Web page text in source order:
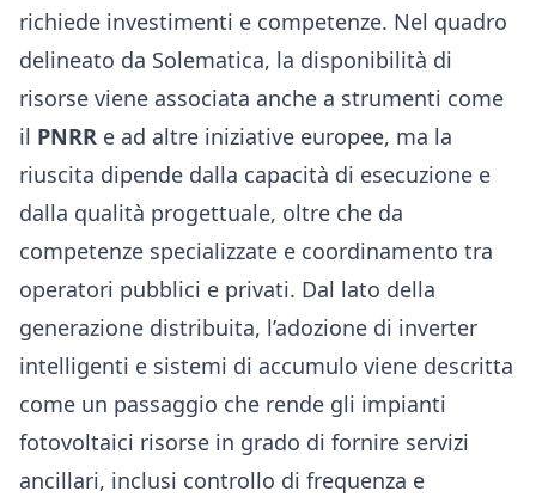
richiede investimenti e competenze. Nel quadro
delineato da Solematica, la disponibilità di
risorse viene associata anche a strumenti come
il PNRR e ad altre iniziative europee, ma la
riuscita dipende dalla capacità di esecuzione e
dalla qualità progettuale, oltre che da
competenze specializzate e coordinamento tra
operatori pubblici e privati. Dal lato della
generazione distribuita, l’adozione di inverter
intelligenti e sistemi di accumulo viene descritta
come un passaggio che rende gli impianti
fotovoltaici risorse in grado di fornire servizi
ancillari, inclusi controllo di frequenza e